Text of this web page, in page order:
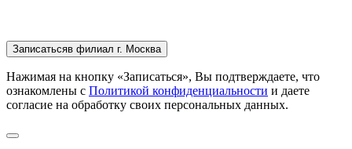
Записатьсяв филиал г. Москва
Нажимая на кнопку «Записаться», Вы подтверждаете, что
ознакомлены с Политикой конфиденциальности и даете
согласие на обработку своих персональных данных.